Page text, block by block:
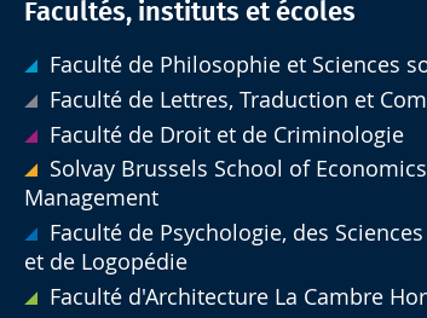
Facultés, instituts et écoles
Faculté de Philosophie et Sciences
Faculté de Lettres, Traduction et
Faculté de Droit et de Criminologie
Solvay Brussels School of
Management
Faculté de Psychologie, des
et de Logopédie
Faculté d'Architecture La Cambre